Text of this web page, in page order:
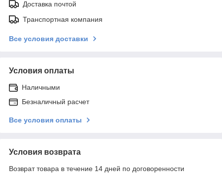
Доставка почтой
Транспортная компания
Все условия доставки
Условия оплаты
Наличными
Безналичный расчет
Все условия оплаты
Условия возврата
Возврат товара в течение 14 дней по договоренности